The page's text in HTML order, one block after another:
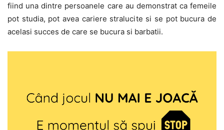
fiind una dintre persoanele care au demonstrat ca femeile
pot studia, pot avea cariere stralucite si se pot bucura de
acelasi succes de care se bucura si barbatii.